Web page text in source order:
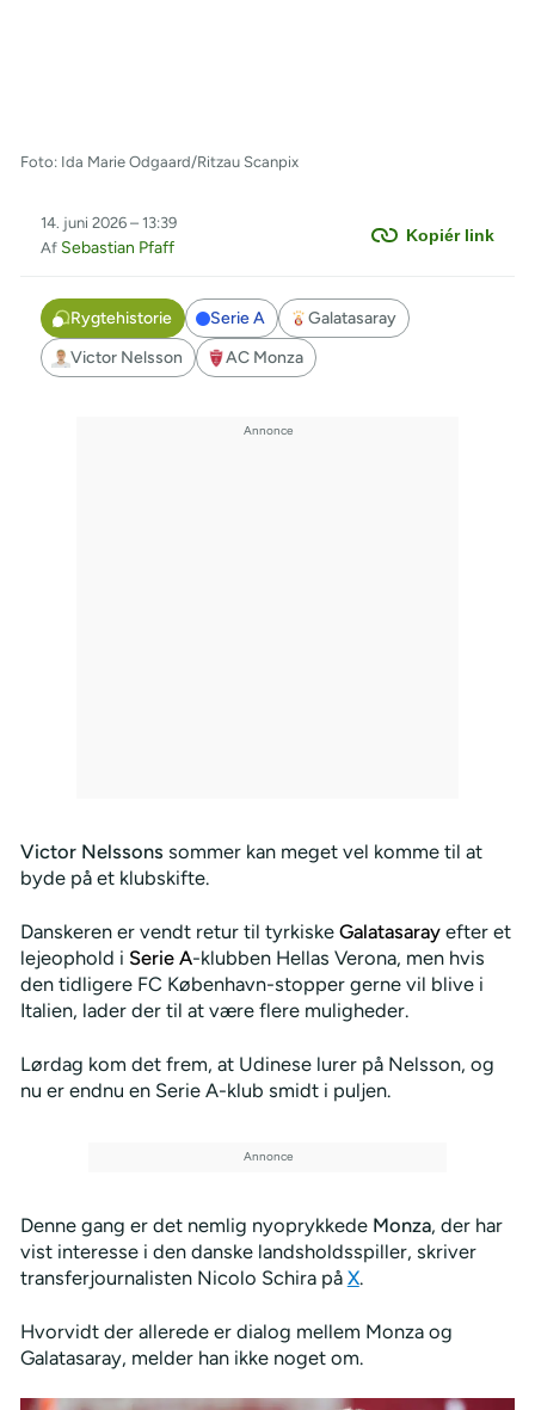
Foto: Ida Marie Odgaard/Ritzau Scanpix
Kopiér link
14. juni 2026 – 13:39
Af Sebastian Pfaff
Rygtehistorie Serie A
Galatasaray
Victor Nelsson
AC Monza
Victor Nelssons sommer kan meget vel komme til at
byde på et klubskifte.
Danskeren er vendt retur til tyrkiske Galatasarayefter et
lejeophold i Serie A-klubben Hellas Verona, men hvis
den tidligere FC København-stopper gerne vil blive i
Italien, lader der til at være flere muligheder.
Lørdag kom det frem, at Udinese lurer på Nelsson, og
nu er endnu en Serie A-klub smidt i puljen.
Denne gang er det nemlig nyoprykkede Monza, der har
vist interesse i den danske landsholdsspiller, skriver
transferjournalisten Nicolo Schira på X.
Hvorvidt der allerede er dialog mellem Monza og
Galatasaray, melder han ikke noget om.